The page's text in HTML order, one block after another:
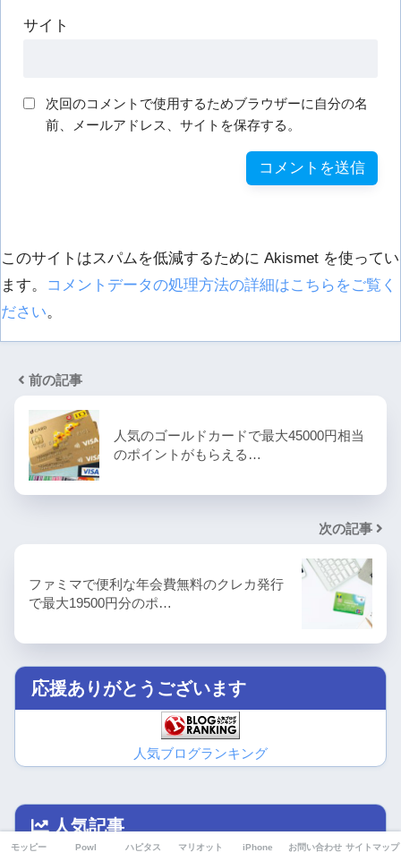
サイト
次回のコメントで使用するためブラウザーに自分の名
前、メールアドレス、サイトを保存する。
このサイトはスパムを低減するために Akismet を使ってい
ます。
コメントデータの処理方法の詳細はこちらをご覧く
ださい。
前の記事
人気のゴールドカードで最大45000円相当
のポイントがもらえる…
次の記事
ファミマで便利な年会費無料のクレカ発行
で最大19500円分のポ…
応援ありがとうございます
人気ブログランキング
人気記事
モッピー Powl ハピタス マリオット iPhone お問い合わせ サイトマップ